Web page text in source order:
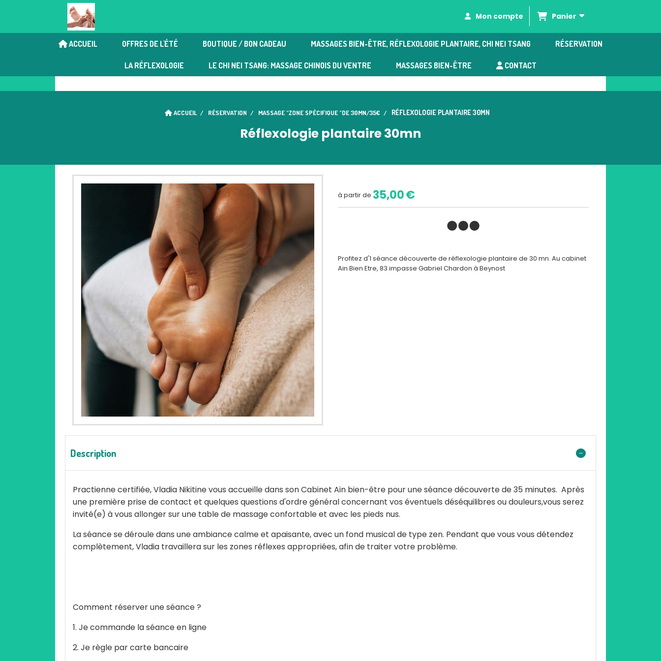
Chi Nei Tsang | Réflexologie plantaire | Massages bien-être
Mon compte Panier
ACCUEIL OFFRES DE L'ÉTÉ BOUTIQUE / BON CADEAU MASSAGES BIEN-ÊTRE, RÉFLEXOLOGIE PLANTAIRE, CHI NEI TSANG RÉSERVATION
LA RÉFLEXOLOGIE LE CHI NEI TSANG: MASSAGE CHINOIS DU VENTRE MASSAGES BIEN-ÊTRE CONTACT
ACCUEIL RÉSERVATION MASSAGE "ZONE SPÉCIFIQUE "DE 30MN/35€ RÉFLEXOLOGIE PLANTAIRE 30MN
Réflexologie plantaire 30mn
à partir de 35,00€
Profitez d'1 séance découverte de réflexologie plantaire de 30 mn. Au cabinet
Ain Bien Etre, 83 impasse Gabriel Chardon à Beynost
Description
Practienne certifiée, Vladia Nikitine vous accueille dans son Cabinet Ain bien-être pour une séance découverte de 35 minutes. Après
une première prise de contact et quelques questions d'ordre général concernant vos éventuels déséquilibres ou douleurs,vous serez
invité(e) à vous allonger sur une table de massage confortable et avec les pieds nus.
La séance se déroule dans une ambiance calme et apaisante, avec un fond musical de type zen. Pendant que vous vous détendez
complètement, Vladia travaillera sur les zones réflexes appropriées, afin de traiter votre problème.
Comment réserver une séance ?
1. Je commande la séance en ligne
2. Je règle par carte bancaire